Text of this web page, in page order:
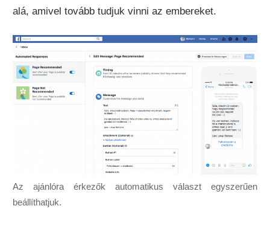
alá, amivel tovább tudjuk vinni az embereket.
Az ajánlóra érkezők automatikus választ egyszerűen
beállíthatjuk.